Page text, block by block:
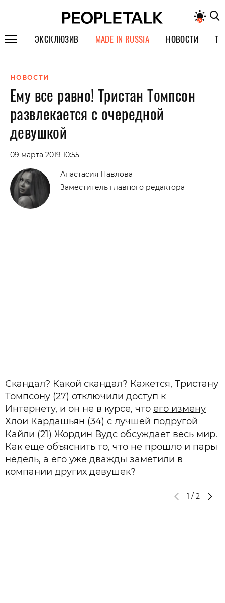
ЭКСКЛЮЗИВ
СПЕЦПРОЕКТЫ
ИНТЕРВЬЮ
ПОКОЛЕНИЕ
MADE IN RUSSIA НОВОСТИ
НОВОСТИ
Ему все равно! Тристан Томпсон
развлекается с очередной
девушкой
09 марта 2019 10:55
Анастасия Павлова
Заместитель главного редактора
Скандал? Какой скандал? Кажется, Тристану
Томпсону (27) отключили доступ к
Интернету, и он не в курсе, что его измену
Хлои Кардашьян (34) с лучшей подругой
Кайли (21) Жордин Вудс обсуждает весь мир.
Как еще объяснить то, что не прошло и пары
недель, а его уже дважды заметили в
компании других девушек?
1 / 2